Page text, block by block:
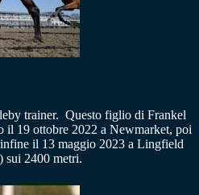
trainer. Questo figlio di Frankel
il 19 ottobre 2022 a Newmarket, poi
il 13 maggio 2023 a Lingfield
2400 metri.